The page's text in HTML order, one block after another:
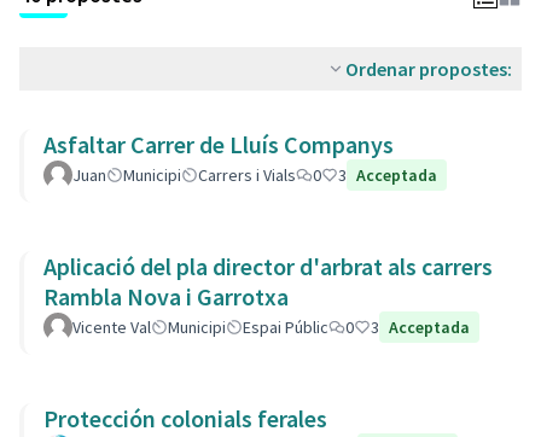
Ordenar propostes:
Asfaltar Carrer de Lluís Companys
Juan Municipi Carrers i Vials 0 3 Acceptada
Aplicació del pla director d'arbrat als carrers
Rambla Nova i Garrotxa
Vicente Val Municipi Espai Públic 0 3 Acceptada
Protección colonials ferales